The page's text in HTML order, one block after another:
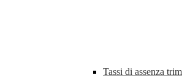
Tassi di assenza